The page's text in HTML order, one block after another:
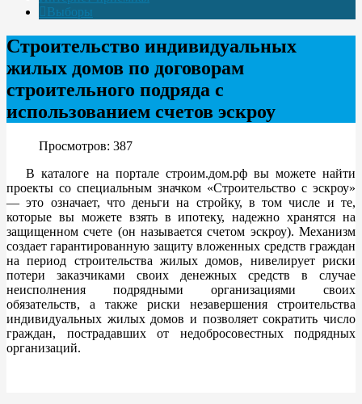
Выборы
Строительство индивидуальных
жилых домов по договорам
строительного подряда с
использованием счетов эскроу
Просмотров: 387
В каталоге на портале строим.дом.рф вы можете найти
проекты со специальным значком «Строительство с эскроу»
— это означает, что деньги на стройку, в том числе и те,
которые вы можете взять в ипотеку, надежно хранятся на
защищенном счете (он называется счетом эскроу). Механизм
создает гарантированную защиту вложенных средств граждан
на период строительства жилых домов, нивелирует риски
потери заказчиками своих денежных средств в случае
неисполнения подрядными организациями своих
обязательств, а также риски незавершения строительства
индивидуальных жилых домов и позволяет сократить число
граждан, пострадавших от недобросовестных подрядных
организаций.